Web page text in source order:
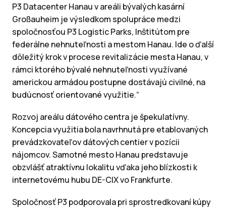
P3 Datacenter Hanau v areáli bývalých kasární
Großauheim je výsledkom spolupráce medzi
spoločnosťou P3 Logistic Parks, Inštitútom pre
federálne nehnuteľnosti a mestom Hanau. Ide o ďalší
dôležitý krok v procese revitalizácie mesta Hanau, v
rámci ktorého bývalé nehnuteľnosti využívané
americkou armádou postupne dostávajú civilné, na
budúcnosť orientované využitie.“
Rozvoj areálu dátového centra je špekulatívny.
Koncepcia využitia bola navrhnutá pre etablovaných
prevádzkovateľov dátových centier v pozícii
nájomcov. Samotné mesto Hanau predstavuje
obzvlášť atraktívnu lokalitu vďaka jeho blízkosti k
internetovému hubu DE-CIX vo Frankfurte.
Spoločnosť P3 podporovala pri sprostredkovaní kúpy